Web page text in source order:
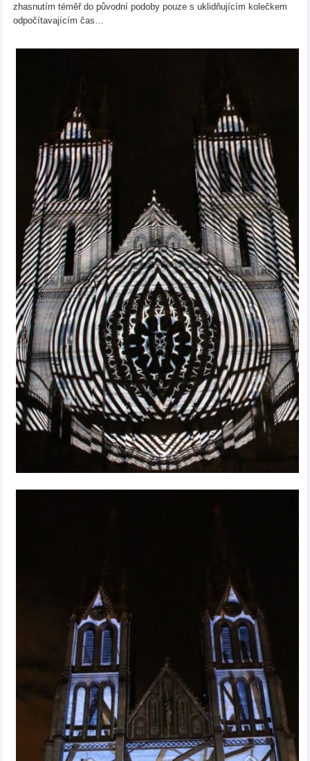
zhasnutím téměř do původní podoby pouze s uklidňujícím kolečkem
odpočítavajícím čas…